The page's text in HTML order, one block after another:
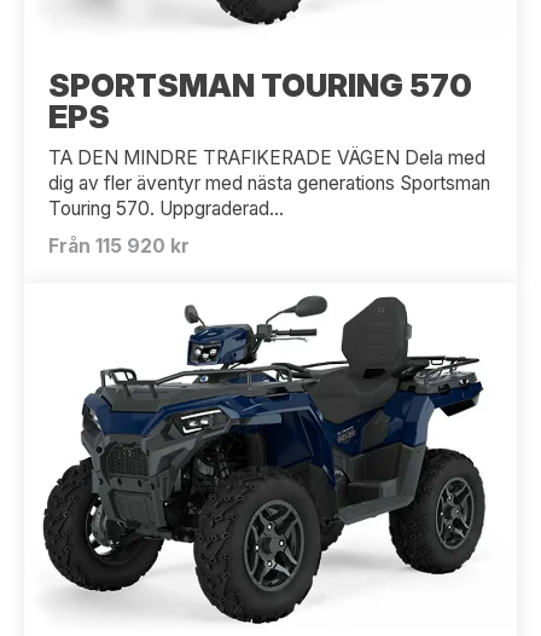
SPORTSMAN TOURING 570
EPS
TA DEN MINDRE TRAFIKERADE VÄGEN Dela med
dig av fler äventyr med nästa generations Sportsman
Touring 570. Uppgraderad...
Från 115 920 kr